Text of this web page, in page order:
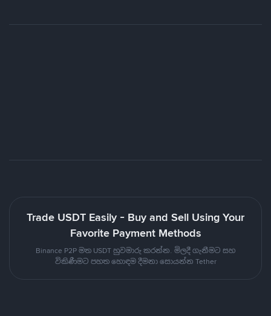
Trade USDT Easily - Buy and Sell Using Your
Favorite Payment Methods
Binance P2P මත USDT හුවමාරු කරන්න. මිලදී ගැනීමට සහ
විකිණීමට පහත හොඳම දීමනා සොයන්න Tether